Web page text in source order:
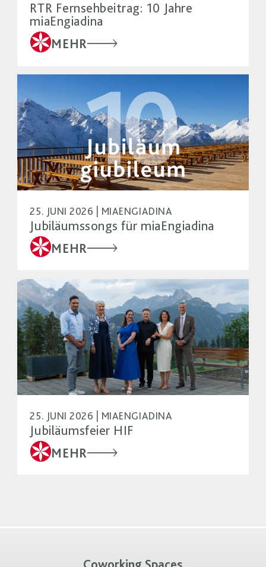
RTR Fernsehbeitrag: 10 Jahre
miaEngiadina
MEHR
25. JUNI 2026 | MIAENGIADINA
Jubiläumssongs für miaEngiadina
MEHR
25. JUNI 2026 | MIAENGIADINA
Jubiläumsfeier HIF
MEHR
Coworking Spaces